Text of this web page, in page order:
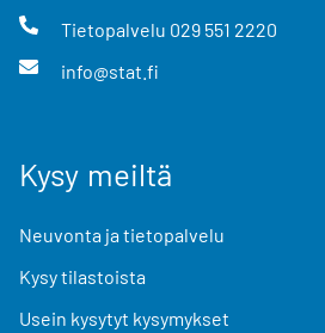
Tietopalvelu 029 551 2220
info@stat.fi
Kysy meiltä
Neuvonta ja tietopalvelu
Kysy tilastoista
Usein kysytyt kysymykset